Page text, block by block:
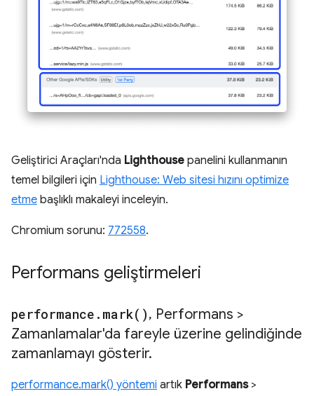
Geliştirici Araçları'nda Lighthouse panelini kullanmanın
temel bilgileri için Lighthouse: Web sitesi hızını optimize
etme başlıklı makaleyi inceleyin.
Chromium sorunu: 772558.
Performans geliştirmeleri
performance . mark( ), Performans >
Zamanlamalar'da fareyle üzerine gelindiğinde
zamanlamayı gösterir.
performance.mark() yöntemi artık Performans>